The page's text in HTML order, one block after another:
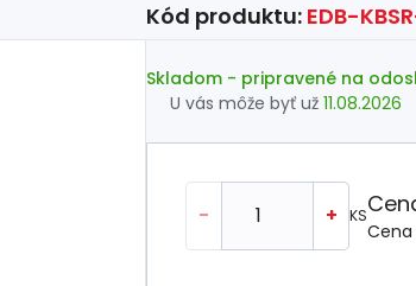
Kód produktu: EDB-
Skladom - pripravené na
U vás môže byť už 11.08.2026
- + KS
Cena